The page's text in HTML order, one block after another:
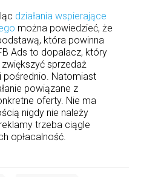
działania wspierające
można powiedzieć, że
która powinna
Ads to dopalacz, który
sprzedaż
pośrednio. Natomiast
powiązane z
oferty. Nie ma
nigdy nie należy
trzeba ciągle
opłacalność.